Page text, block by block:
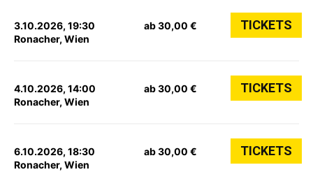
3.10.2026, 19:30
Ronacher, Wien
ab 30,00 € TICKETS
4.10.2026, 14:00
Ronacher, Wien
ab 30,00 € TICKETS
6.10.2026, 18:30
Ronacher, Wien
ab 30,00 € TICKETS